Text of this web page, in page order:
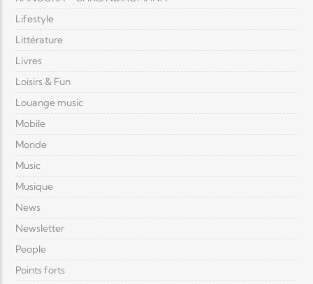
Lifestyle
Littérature
Livres
Loisirs & Fun
Louange music
Mobile
Monde
Music
Musique
News
Newsletter
People
Points forts